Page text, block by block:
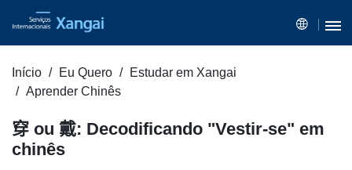
Início Eu Quero
Estudar em Xangai
Aprender Chinês
穿 ou 戴: Decodificando "Vestir-se" em
chinês